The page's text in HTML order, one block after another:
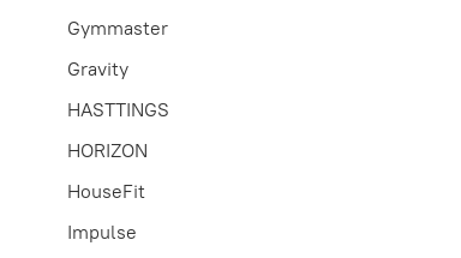
Gymmaster
Gravity
HASTTINGS
HORIZON
HouseFit
Impulse